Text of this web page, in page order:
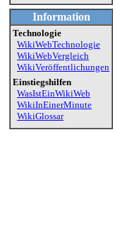
Information
Technologie
WikiWebTechnologie
WikiWebVergleich
WikiVeröffentlichungen
Einstiegshilfen
WasIstEinWikiWeb
WikiInEinerMinute
WikiGlossar